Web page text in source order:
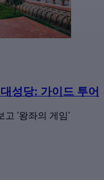
성당: 가이드 투어
고 '왕좌의 게임'